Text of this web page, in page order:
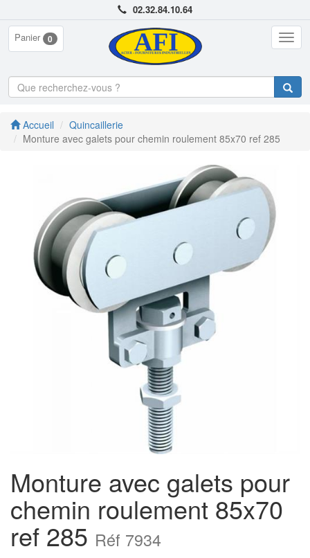
02.32.84.10.64
Panier 0
Accueil
Quincaillerie
Monture avec galets pour chemin roulement 85x70 ref 285
Monture avec galets pour
chemin roulement 85x70
ref 285 Réf 7934